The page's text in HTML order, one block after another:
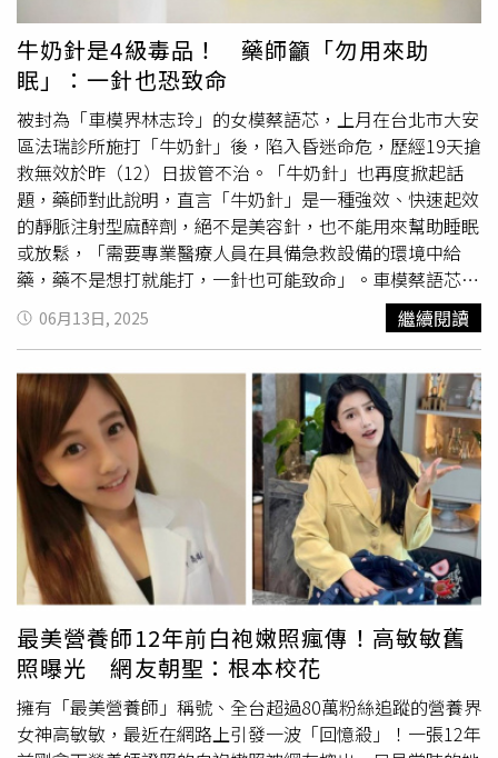
橞瑢曾於2013年登上PTT表特版，顏值獲得鄉民認證，且因
婚後育兒身材依舊火辣，被封為「辣妻主播」。除了抖音帳
號，其Instagram擁有1.9萬粉絲，還有開設臉書粉絲專頁，
經常分享工作生活；昨（15）日她與團隊回到台灣，她也立
即發文感謝大家的支持。
牛奶針是4級毒品！ 藥師籲「勿用來助
眠」：一針也恐致命
被封為「車模界林志玲」的女模蔡語芯，上月在台北市大安
區法瑞診所施打「牛奶針」後，陷入昏迷命危，歷經19天搶
救無效於昨（12）日拔管不治。「牛奶針」也再度掀起話
題，藥師對此說明，直言「牛奶針」是一種強效、快速起效
的靜脈注射型麻醉劑，絕不是美容針，也不能用來幫助睡眠
或放鬆，「需要專業醫療人員在具備急救設備的環境中給
藥，藥不是想打就能打，一針也可能致命」。車模蔡語芯身
高近170公分，過去經常登上
版與正妹推薦網站，
被稱作「車模界林志玲」。而她因長期受失眠困擾，今年透
過親友介紹前往台北市法瑞診所求診，5月25日由院方施打
俗稱「牛奶針」的靜脈注射麻醉，不料施打後陷入昏迷，失
去呼吸心跳，緊急送醫搶救多日後仍無效，家屬忍痛拔管。
「牛奶針是什麼？」藥師洪正憲對此在臉書粉專發文說明，
「牛奶針」不是保養品或營養針，而是一種全身麻醉藥，也
就是Propofol（丙泊酚）的俗稱，只是因為乳白色的外觀看
似牛奶，才被暱稱為「牛奶針」。洪正憲從醫療人員的角度
來看，認為Propofol是一種強效、快速起效的靜脈注射型麻
醉劑，常用在短程內視鏡檢查，像是大腸鏡、胃鏡，以及外
科手術全身麻醉、重症病患的鎮靜治療。不過，洪正憲示
警，「牛奶針」絕不是美容針，也不能拿來幫助睡眠或放鬆
用，「Propofol需要專業醫療人員，在具備急救設備的環境
中給藥，因為它可能引起血壓下降、呼吸抑制、心跳減慢等
作用。」洪正憲直言，已經有許多案例因不當使用「牛奶
針」，而導致嚴重後果，因此提醒大家，藥不是想打就能
06月13日, 2025 繼續閱讀
最美營養師12年前白袍嫩照瘋傳！高敏敏舊
照曝光 網友朝聖：根本校花
擁有「最美營養師」稱號、全台超過80萬粉絲追蹤的營養界
女神高敏敏，最近在網路上引發一波「回憶殺」！一張12年